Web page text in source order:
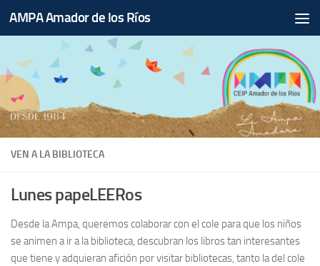
Saltar al contenido
AMPA Amador de los Ríos
VEN A LA BIBLIOTECA
Lunes papeLEERos
Desde la Ampa, queremos colaborar con el cole para que los niños
se animen a ir a la biblioteca, descubran los libros tan interesantes
que tiene y adquieran afición por visitar bibliotecas, tanto la del cole